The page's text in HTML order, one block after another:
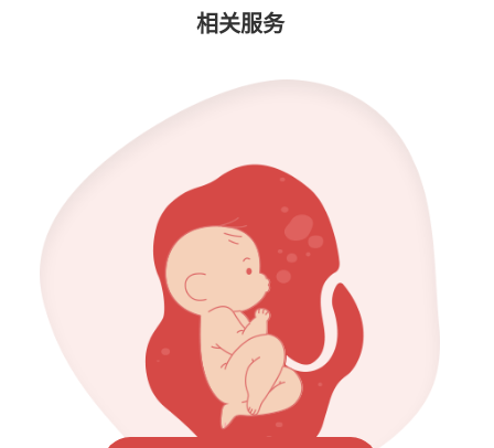
相关服务